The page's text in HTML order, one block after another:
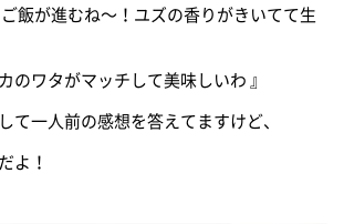
ご飯が進むね～！ユズの香りがきいてて生
のワタがマッチして美味しいわ 』
て一人前の感想を答えてますけど、
よ！